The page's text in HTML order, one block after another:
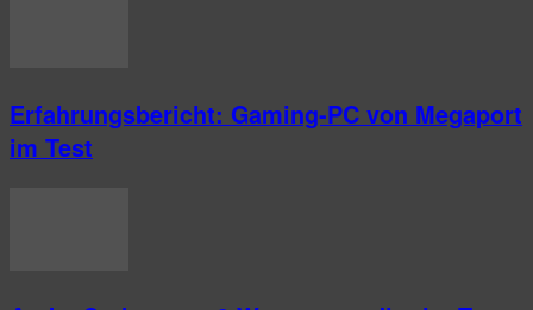
Erfahrungsbericht: Gaming-PC von Megaport
im Test